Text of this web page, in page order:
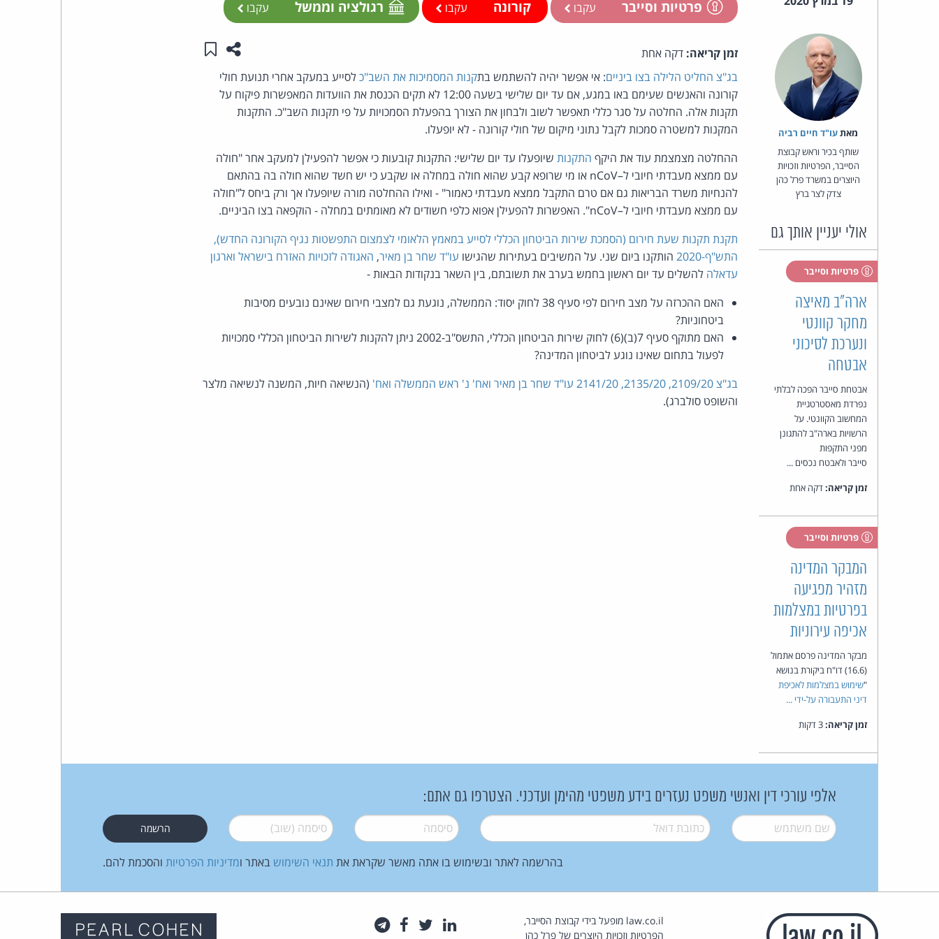
פרטיות וסייבר עקבו קורונה עקבו רגולציה וממשל עקבו
מאת‏עו"ד חיים רביה
שותף בכיר וראש קבוצת
הסייבר, הפרטיות וזכויות
היוצרים במשרד פרל כהן
צדק לצר ברץ
אולי יעניין אותך גם
פרטיות וסייבר
ארה"ב מאיצה
מחקר קוונטי
ונערכת לסיכוני
אבטחה
אבטחת סייבר הפכה לבלתי
נפרדת מאסטרטגיית
המחשוב הקוונטי. על
הרשויות בארה"ב להתגונן
מפני התקפות
סייבר ולאבטח נכסים ...
זמן קריאה:דקה אחת
פרטיות וסייבר
המבקר המדינה
מזהיר מפגיעה
בפרטיות במצלמות
אכיפה עירוניות
מבקר המדינה פרסם אתמול
(16.6) דו"ח ביקורת בנושא
"שימוש במצלמות לאכיפת
דיני התעבורה על-ידי ...
זמן קריאה:
זמן קריאה: דקה אחת שתפו עמוד זה
שמור ב"תכנים שלי"
בג"צ החליט הלילה בצו ביניים: אי אפשר יהיה להשתמש בתקנות המסמיכות את השב"כלסייע במעקב אחרי תנועת חולי
קורונה והאנשים שעימם באו במגע, אם עד יום שלישי בשעה 12:00 לא תקים הכנסת את הוועדות המאפשרות פיקוח על
תקנות אלה. החלטה על סגר כללי תאפשר לשוב ולבחון את הצורך בהפעלת הסמכויות על פי תקנות השב"כ. התקנות
המקנות למשטרה סמכות לקבל נתוני מיקום של חולי קורונה - לא יופעלו.
ההחלטה מצמצמת עוד את היקף התקנותשיופעלו עד יום שלישי: התקנות קובעות כי אפשר להפעילן למעקב אחר "חולה
עם ממצא מעבדתי חיובי ל–nCoV או מי שרופא קבע שהוא חולה במחלה או שקבע כי יש חשד שהוא חולה בה בהתאם
להנחיות משרד הבריאות גם אם טרם התקבל ממצא מעבדתי כאמור" - ואילו ההחלטה מורה שיופעלו אך ורק ביחס ל"חולה
עם ממצא מעבדתי חיובי ל–nCoV". האפשרות להפעילן אפוא כלפי חשודים לא מאומתים במחלה - הוקפאה בצו הביניים.
תקנת תקנות שעת חירום (הסמכת שירות הביטחון הכללי לסייע במאמץ הלאומי לצמצום התפשטות נגיף הקורונה החדש),
התש"ף-2020
הותקנו ביום שני. על המשיבים בעתירות שהגישו עו"ד שחר בן מאיר, האגודה לזכויות האזרח בישראל וארגון
עדאלה להשלים עד יום ראשון בחמש בערב את תשובתם, בין השאר בנקודות הבאות -
האם ההכרזה על מצב חירום לפי סעיף 38 לחוק יסוד: הממשלה, נוגעת גם למצבי חירום שאינם נובעים מסיבות
ביטחוניות?
האם מתוקף סעיף 7(ב)(6) לחוק שירות הביטחון הכללי, התשס"ב-2002 ניתן להקנות לשירות הביטחון הכללי סמכויות
לפעול בתחום שאינו נוגע לביטחון המדינה?
בג"צ 2109/20, 2135/20, 2141/20 עו"ד שחר בן מאיר ואח' נ' ראש הממשלה ואח'
(הנשיאה חיות, המשנה לנשיאה מלצר
והשופט סולברג).
אלפי עורכי דין ואנשי משפט נעזרים בידע משפטי מהימן ועדכני. הצטרפו גם אתם:
שם משתמש* דואל* סיסמה* סיסמה (שוב)*
בהרשמה לאתר ובשימוש בו אתה מאשר שקראת את תנאי השימוש באתר ומדיניות הפרטיות והסכמת להם.
law.co.il מופעל בידי קבוצת הסייבר,
הפרטיות וזכויות היוצרים של פרל כהן
לינקדאין
טוויטרפייסבוק